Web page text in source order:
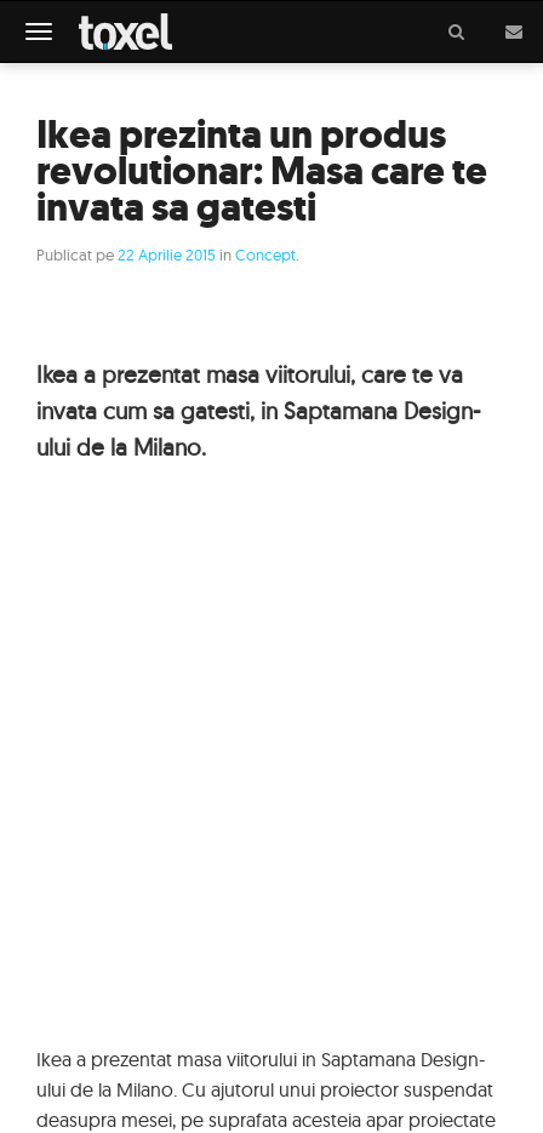
Meniu
Ikea prezinta un produs
revolutionar: Masa care te
invata sa gatesti
Publicat pe22 Aprilie 2015 inConcept
Ikea a prezentat masa viitorului, care te va
invata cum sa gatesti, in Saptamana Design-
ului de la Milano.
Ikea a prezentat masa viitorului in Saptamana Design-
ului de la Milano. Cu ajutorul unui proiector suspendat
deasupra mesei, pe suprafata acesteia apar proiectate